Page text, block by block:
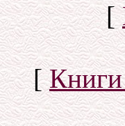
[
[Книги